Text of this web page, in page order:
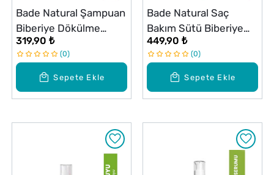
Sepete Ekle
Bade Natural Şampuan
Biberiye Dökülme
Karşıtı 250 ml
319,90 ₺
0
Sepete Ekle
Bade Natural Saç
Bakım Sütü Biberiye
100 ml
449,90 ₺
0